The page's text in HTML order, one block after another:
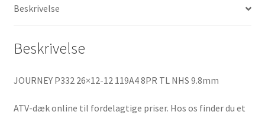
o
r
p
Beskrivelse
Beskrivelse
JOURNEY P332 26×12-12 119A4 8PR TL NHS 9.8mm
ATV-dæk online til fordelagtige priser. Hos os finder du et